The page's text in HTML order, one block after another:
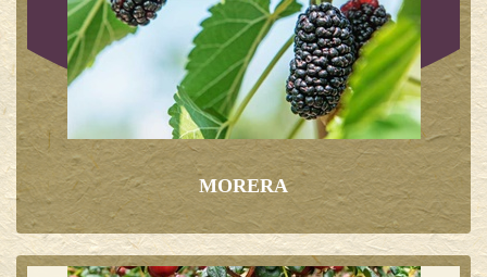
MORERA